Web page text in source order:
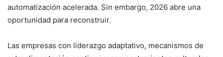
automatización acelerada. Sin embargo, 2026 abre una
oportunidad para reconstruir.
Las empresas con liderazgo adaptativo, mecanismos de